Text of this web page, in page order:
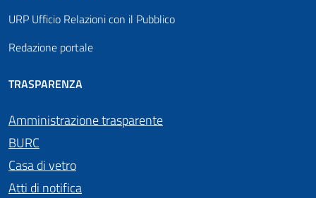
URP Ufficio Relazioni con il Pubblico
Redazione portale
TRASPARENZA
Amministrazione trasparente
BURC
Casa di vetro
Atti di notifica